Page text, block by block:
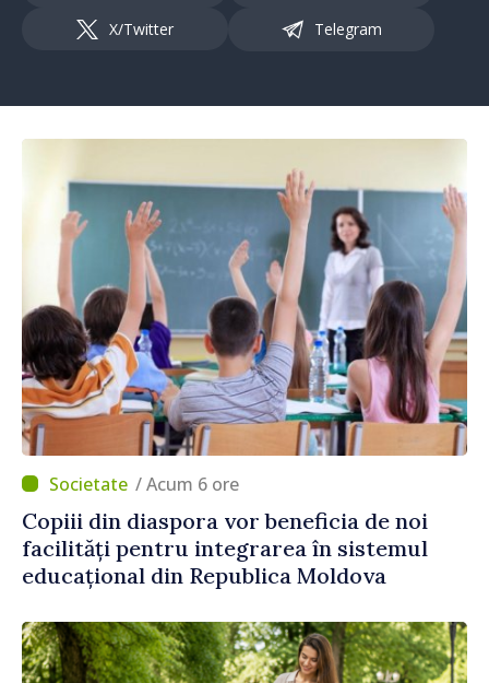
X/Twitter Telegram
/ Acum 6 ore
Copiii din diaspora vor beneficia de noi
facilități pentru integrarea în sistemul
educațional din Republica Moldova